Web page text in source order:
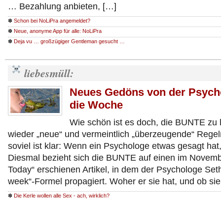
… Bezahlung anbieten, […]
✽ Schon bei NoLiPra angemeldet?
✽ Neue, anonyme App für alle: NoLiPra
✽ Deja vu … großzügiger Gentleman gesucht …
liebesmüll:
Neues Gedöns von der
die Woche
Wie schön ist es doch, die BUNTE zu
wieder „neue“ und vermeintlich „überzeugende“
soviel ist klar: Wenn ein Psychologe etwas gesagt
Diesmal bezieht sich die BUNTE auf einen im
Today“ erschienen Artikel, in dem der Psychologe
week“-Formel propagiert. Woher er sie hat, und ob
✽ Die Kerle wollen alle Sex - ach, wirklich?